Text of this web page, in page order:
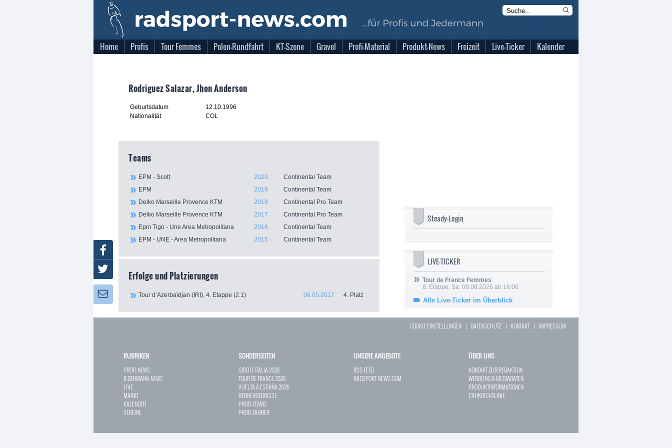
Home Profis Tour Femmes Polen-Rundfahrt KT-Szene Gravel Profi-Material Produkt-News Freizeit Live-Ticker Kalender
Rodriguez Salazar, Jhon Anderson
Geburtsdatum
12.10.1996
Nationalität
COL
Teams
EPM - Scott 2020
Continental Team
EPM
2019
Continental Team
Delko Marseille Provence KTM
2018
Continental Pro Team
Delko Marseille Provence KTM
2017
Continental Pro Team
Epm Tigo - Une Area Metropolitana
2016
Continental Team
EPM - UNE - Area Metropolitana
2015 Continental Team
Erfolge und Platzierungen
Tour d’Azerbaïdjan (IRI), 4. Etappe (2.1) 4. Platz
06.05.2017
Steady-Login
LIVE-TICKER
Tour de France Femmes
8. Etappe, Sa. 08.08.2026 ab 16:00
Alle Live-Ticker im Überblick
Newsletter:
COOKIE EINSTELLUNGEN | DATENSCHUTZ | KONTAKT| IMPRESSUM
RUBRIKEN
PROFI-NEWS
JEDERMANN-NEWS
LIVE
MARKT
KALENDER
VEREINE
SONDERSEITEN
GIRO D`ITALIA 2026
TOUR DE FRANCE 2026
VUELTA A ESPAÑA 2026
RENNERGEBNISSE
PROFI-TEAMS
PROFI-FAHRER
UNSERE ANGEBOTE
RSS-FEED
RADSPORT-NEWS.COM
ÜBER UNS
KONTAKT ZUR REDAKTION
WERBUNG & MEDIADATEN
PRODUKTINFORMATIONEN
ETHIKRICHTLINIE